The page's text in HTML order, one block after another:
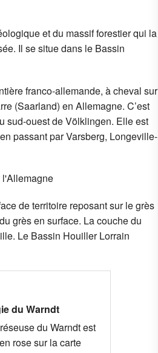
et du massif forestier qui la
Il se situe dans le Bassin
franco-allemande, à cheval sur
(Saarland) en Allemagne. C’est
sud-ouest de Völklingen. Elle est
passant par Varsberg, Longeville-
de territoire reposant sur le grès
grès en surface. La couche du
Le Bassin Houiller Lorrain
du Warndt
du Warndt est
rose sur la carte